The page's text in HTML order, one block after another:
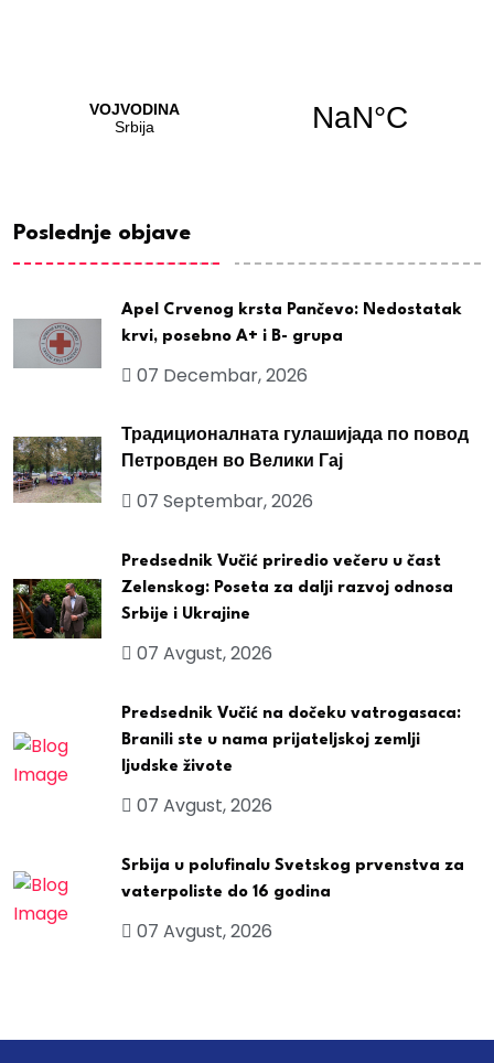
Poslednje objave
Apel Crvenog krsta Pančevo: Nedostatak
krvi, posebno A+ i B- grupa
07 Decembar, 2026
Традиционалната гулашијада по повод
Петровден во Велики Гај
07 Septembar, 2026
Predsednik Vučić priredio večeru u čast
Zelenskog: Poseta za dalji razvoj odnosa
Srbije i Ukrajine
07 Avgust, 2026
Predsednik Vučić na dočeku vatrogasaca:
Branili ste u nama prijateljskoj zemlji
ljudske živote
07 Avgust, 2026
Srbija u polufinalu Svetskog prvenstva za
vaterpoliste do 16 godina
07 Avgust, 2026